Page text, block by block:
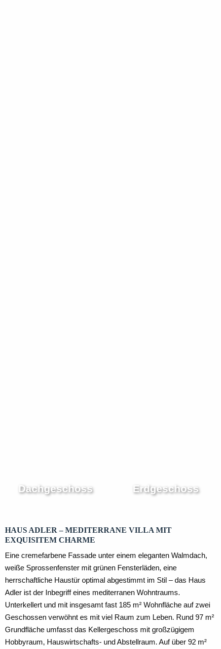
Dachgeschoss Erdgeschoss
HAUS ADLER – MEDITERRANE VILLA MIT
EXQUISITEM CHARME
Eine cremefarbene Fassade unter einem eleganten Walmdach,
weiße Sprossenfenster mit grünen Fensterläden, eine
herrschaftliche Haustür optimal abgestimmt im Stil – das Haus
Adler ist der Inbegriff eines mediterranen Wohntraums.
Unterkellert und mit insgesamt fast 185 m² Wohnfläche auf zwei
Geschossen verwöhnt es mit viel Raum zum Leben. Rund 97 m²
Grundfläche umfasst das Kellergeschoss mit großzügigem
Hobbyraum, Hauswirtschafts- und Abstellraum. Auf über 92 m²